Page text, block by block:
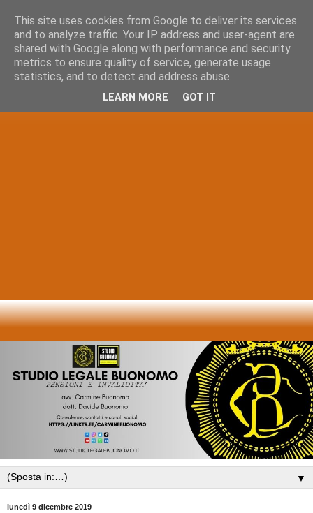
▼
lunedì 9 dicembre 2019
This site uses cookies from Google to deliver its services
and to analyze traffic. Your IP address and user-agent are
shared with Google along with performance and security
metrics to ensure quality of service, generate usage
statistics, and to detect and address abuse.
LEARN MORE GOT IT